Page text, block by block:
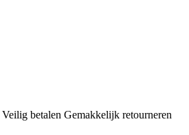
Veilig betalen Gemakkelijk retourneren